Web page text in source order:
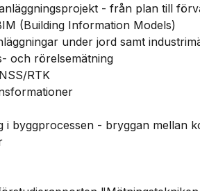
- från plan till
(Building Information Models)
under jord samt
och rörelsemätning
RTK
i byggprocessen - bryggan mellan